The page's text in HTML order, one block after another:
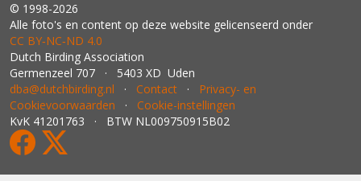
© 1998-2026
Alle foto's en content op deze website gelicenseerd onder
CC BY‑NC‑ND 4.0
Dutch Birding Association
Germenzeel 707 · 5403 XD Uden
dba@dutchbirding.nl · Contact · Privacy- en
Cookievoorwaarden · Cookie-instellingen
KvK 41201763 · BTW NL009750915B02